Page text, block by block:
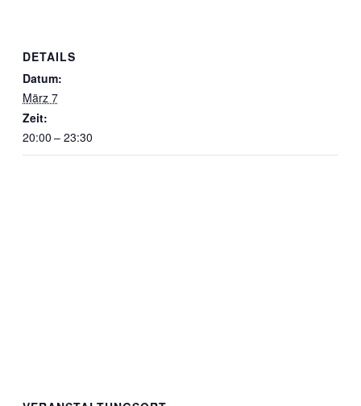
DETAILS
Datum:
März 7
Zeit:
20:00 – 23:30